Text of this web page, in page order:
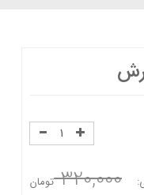
320,000 تومان